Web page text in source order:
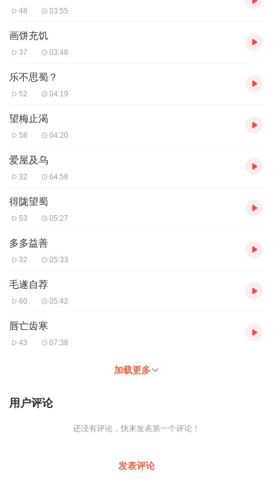
48 03:55
画饼充饥
37 03:48
乐不思蜀？
52 04:19
望梅止渴
58 04:20
爱屋及乌
32 04:58
得陇望蜀
53 05:27
多多益善
32 05:33
毛遂自荐
60 05:42
唇亡齿寒
43 07:38
加载更多
用户评论
还没有评论，快来发表第一个评论！
发表评论